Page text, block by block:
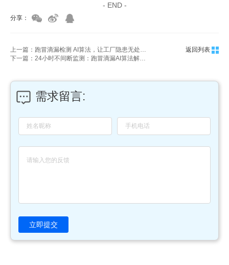
- END -
分享：
返回列表
需求留言:
立即提交